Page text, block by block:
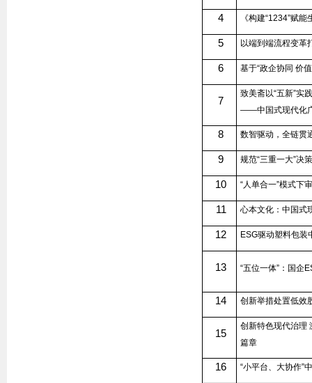
4 《构建“1234”赋能
5 以端到端流程变革
6 基于“政企协同 价
7
致美斋以“五新”实
——中国式现代化
8 数智驱动，全链贯
9 规范“三重一大”决
10 “人单合一”模式下
11 心本文化：中国式
12 ESG驱动塑料包装
13 “五位一体”：国企
14 创新举措处置低效
15
创新特色现代治理
篇章
16 “小平台、大协作”